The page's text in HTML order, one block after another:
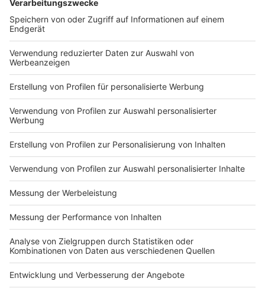
DEINE GEMERKTEN ARTIKEL
Du hast dir noch keine Artikel gemerkt
Markiere sie hierfür mit einem
Impressum
Nutzungsbedingungen
Jobs
Presse
Kontakt
Studio-Hotline
Verkehrs-Hotline
Newsletter